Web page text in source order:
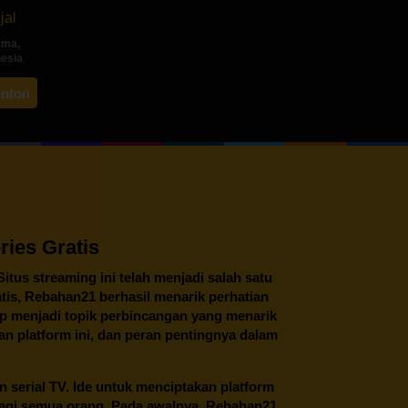
,
Gratis
streaming ini telah menjadi salah satu
Rebahan21berhasil menarik perhatian
menjadi topik perbincangan yang menarik
platform ini, dan peran pentingnya dalam
serial TV. Ide untuk menciptakan platform